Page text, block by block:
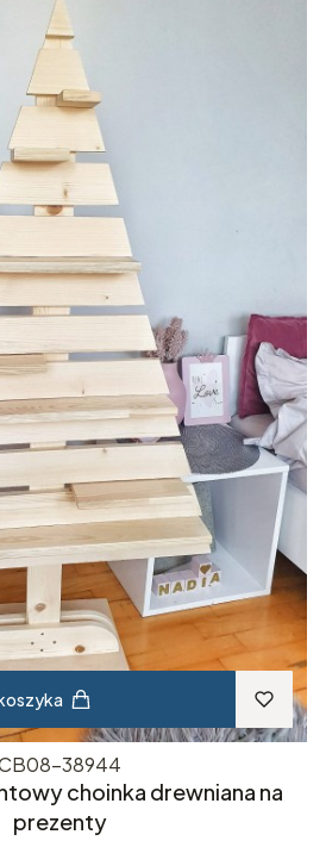
38944
choinka drewniana na
prezenty